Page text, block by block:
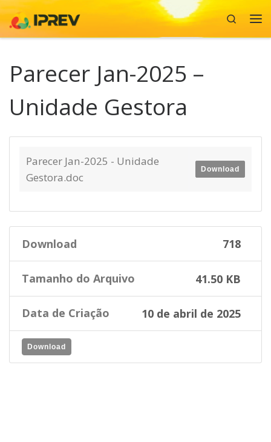
Skip to content
Search
Parecer Jan-2025 –
Unidade Gestora
Parecer Jan-2025 - Unidade
Gestora.doc
Download
Download 718
Tamanho do Arquivo 41.50 KB
Data de Criação 10 de abril de 2025
Download